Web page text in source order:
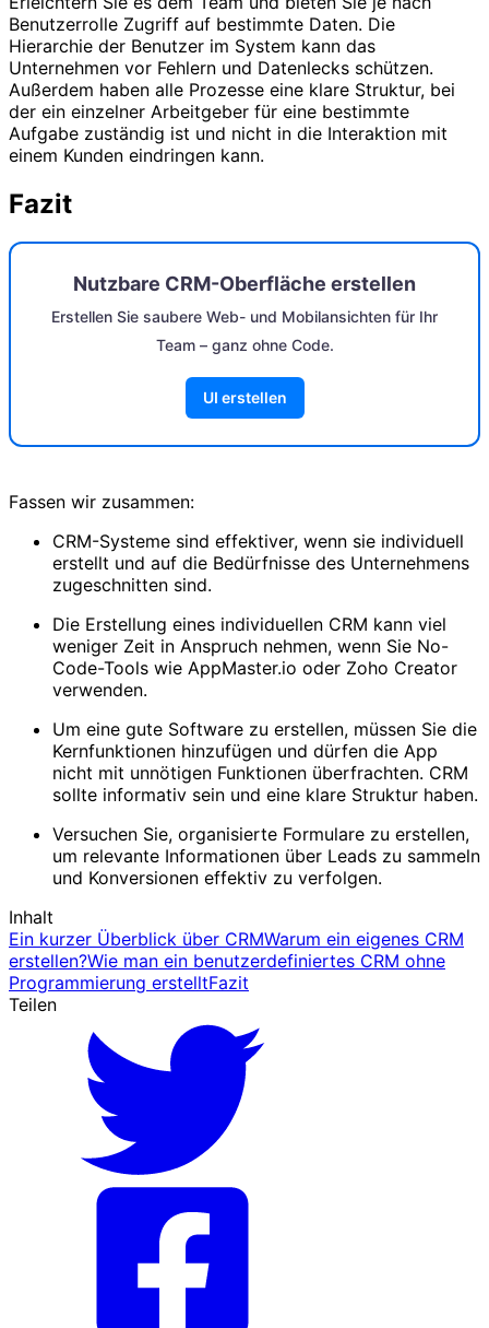
Benutzerrolle Zugriff auf bestimmte Daten. Die
Hierarchie der Benutzer im System kann das
Unternehmen vor Fehlern und Datenlecks schützen.
Außerdem haben alle Prozesse eine klare Struktur, bei
der ein einzelner Arbeitgeber für eine bestimmte
Aufgabe zuständig ist und nicht in die Interaktion mit
einem Kunden eindringen kann.
Fazit
Nutzbare CRM-Oberfläche erstellen
Erstellen Sie saubere Web- und Mobilansichten für Ihr
Team – ganz ohne Code.
UI erstellen
Fassen wir zusammen:
CRM-Systeme sind effektiver, wenn sie individuell
erstellt und auf die Bedürfnisse des Unternehmens
zugeschnitten sind.
Die Erstellung eines individuellen CRM kann viel
weniger Zeit in Anspruch nehmen, wenn Sie No-
Code-Tools wie AppMaster.io oder Zoho Creator
verwenden.
Um eine gute Software zu erstellen, müssen Sie die
Kernfunktionen hinzufügen und dürfen die App
nicht mit unnötigen Funktionen überfrachten. CRM
sollte informativ sein und eine klare Struktur haben.
Versuchen Sie, organisierte Formulare zu erstellen,
um relevante Informationen über Leads zu sammeln
und Konversionen effektiv zu verfolgen.
Inhalt
Ein kurzer Überblick über CRMWarum ein eigenes CRM
erstellen?Wie man ein benutzerdefiniertes CRM ohne
Programmierung erstelltFazit
Teilen